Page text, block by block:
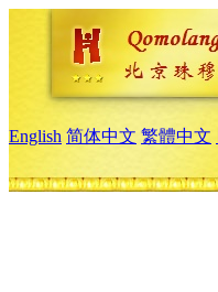
English 简体中文 繁體中文